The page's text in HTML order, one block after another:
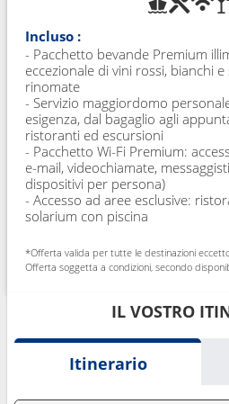
Incluso :
- Pacchetto bevande Premium
eccezionale di vini rossi, bianchi
rinomate
- Servizio maggiordomo
esigenza, dal bagaglio agli
ristoranti ed escursioni
- Pacchetto Wi-Fi Premium:
e-mail, videochiamate,
dispositivi per persona)
- Accesso ad aree esclusive:
solarium con piscina
*Offerta valida per tutte le destinazioni
Offerta soggetta a condizioni, secondo
IL VOSTRO
Itinerario